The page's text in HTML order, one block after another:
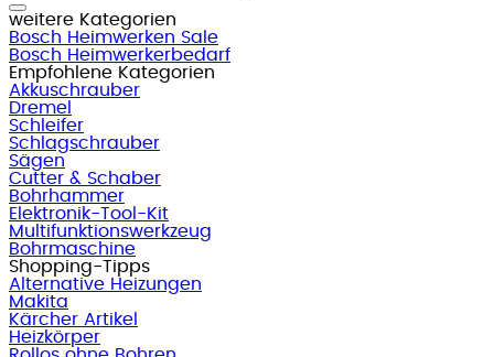
weitere Kategorien
Bosch Heimwerken Sale
Bosch Heimwerkerbedarf
Empfohlene Kategorien
Akkuschrauber
Dremel
Schleifer
Schlagschrauber
Sägen
Cutter & Schaber
Bohrhammer
Elektronik-Tool-Kit
Multifunktionswerkzeug
Bohrmaschine
Shopping-Tipps
Alternative Heizungen
Makita
Kärcher Artikel
Heizkörper